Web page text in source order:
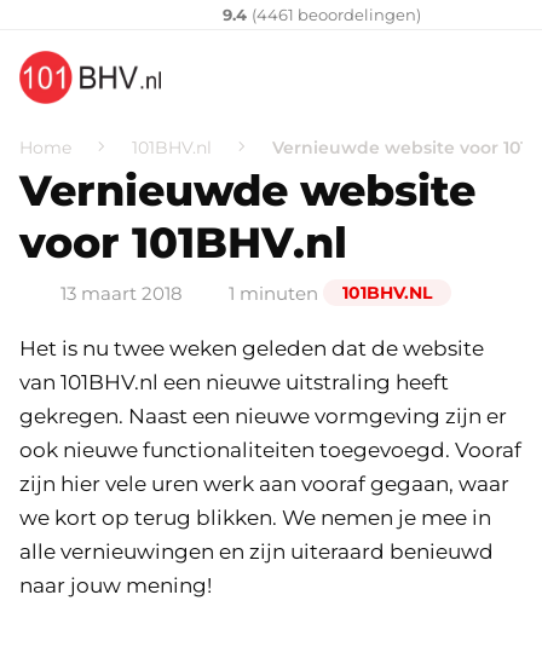
Klantenvertellen
9.410
(4461 ​ beoordelingen)
Home 101BHV.nl Vernieuwde website voor
Vernieuwde website
voor 101BHV.nl
13 maart 2018 1 minuten 101BHV.NL
Het is nu twee weken geleden dat de website
van 101BHV.nl een nieuwe uitstraling heeft
gekregen. Naast een nieuwe vormgeving zijn er
ook nieuwe functionaliteiten toegevoegd. Vooraf
zijn hier vele uren werk aan vooraf gegaan, waar
we kort op terug blikken. We nemen je mee in
alle vernieuwingen en zijn uiteraard benieuwd
naar jouw mening!